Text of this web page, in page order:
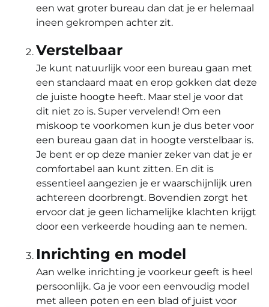
een wat groter bureau dan dat je er helemaal
ineen gekrompen achter zit.
Verstelbaar
Je kunt natuurlijk voor een bureau gaan met
een standaard maat en erop gokken dat deze
de juiste hoogte heeft. Maar stel je voor dat
dit niet zo is. Super vervelend! Om een
miskoop te voorkomen kun je dus beter voor
een bureau gaan dat in hoogte verstelbaar is.
Je bent er op deze manier zeker van dat je er
comfortabel aan kunt zitten. En dit is
essentieel aangezien je er waarschijnlijk uren
achtereen doorbrengt. Bovendien zorgt het
ervoor dat je geen lichamelijke klachten krijgt
door een verkeerde houding aan te nemen.
Inrichting en model
Aan welke inrichting je voorkeur geeft is heel
persoonlijk. Ga je voor een eenvoudig model
met alleen poten en een blad of juist voor